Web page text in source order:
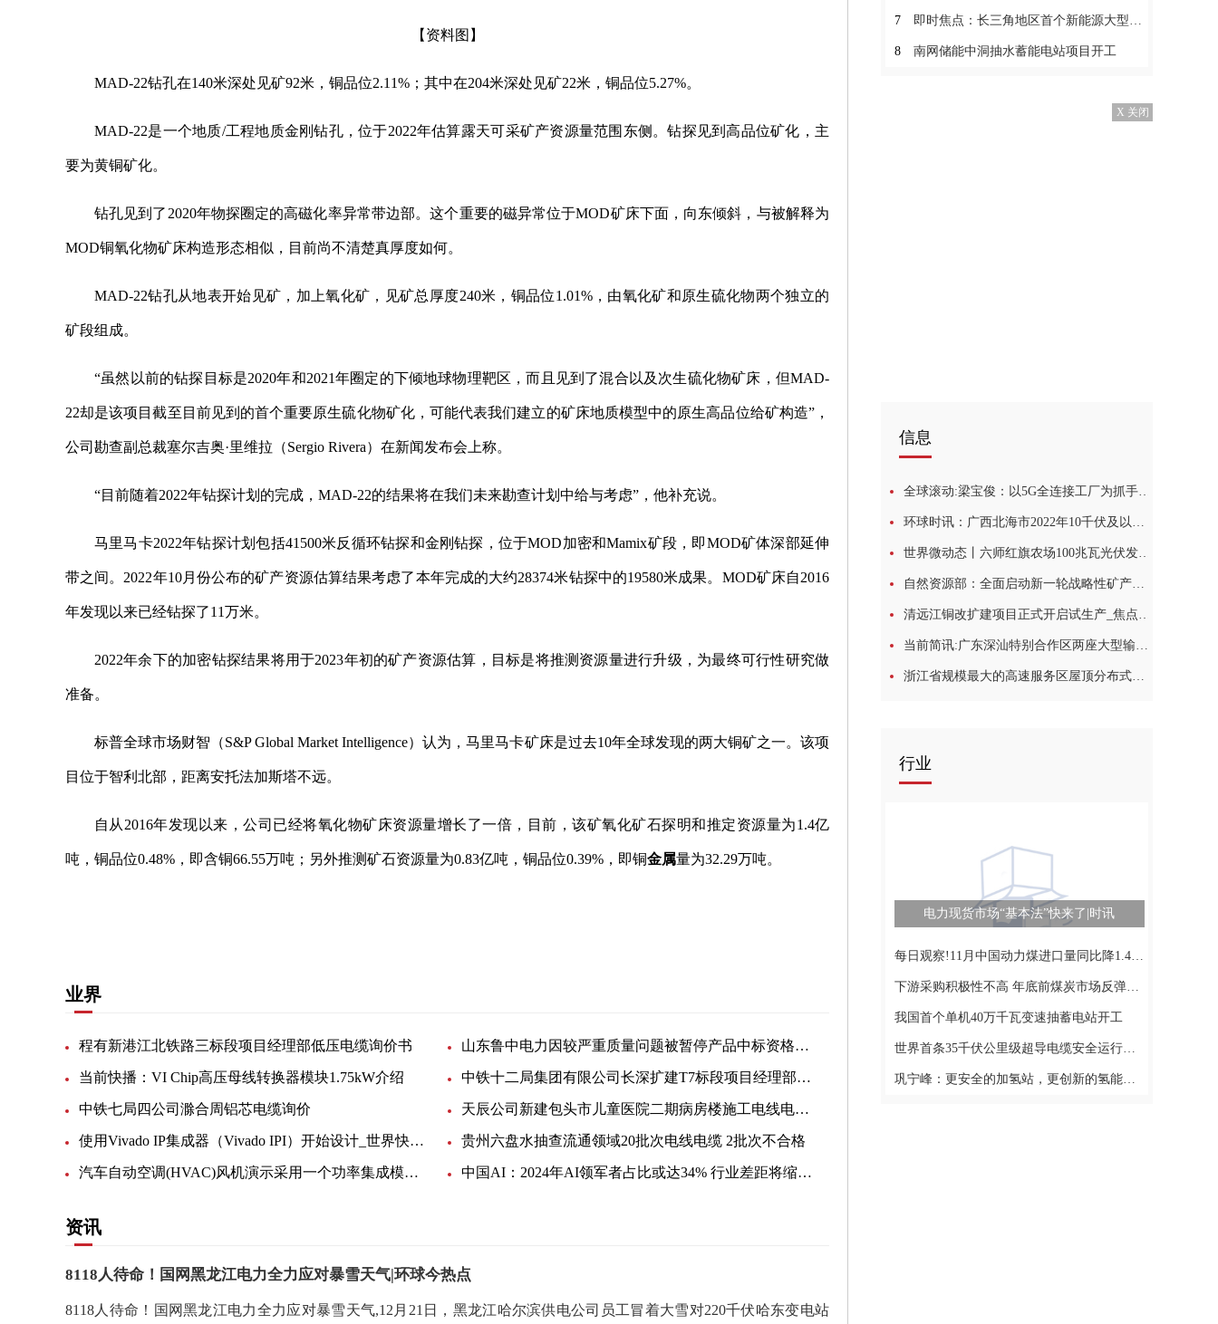
【资料图】
MAD-22钻孔在140米深处见矿92米，铜品位2.11%；其中在204米深处见矿22米，铜品位5.27%。
MAD-22是一个地质/工程地质金刚钻孔，位于2022年估算露天可采矿产资源量范围东侧。钻探见到高品位矿化，主
要为黄铜矿化。
钻孔见到了2020年物探圈定的高磁化率异常带边部。这个重要的磁异常位于MOD矿床下面，向东倾斜，与被解释为
MOD铜氧化物矿床构造形态相似，目前尚不清楚真厚度如何。
MAD-22钻孔从地表开始见矿，加上氧化矿，见矿总厚度240米，铜品位1.01%，由氧化矿和原生硫化物两个独立的
矿段组成。
“虽然以前的钻探目标是2020年和2021年圈定的下倾地球物理靶区，而且见到了混合以及次生硫化物矿床，但MAD-
22却是该项目截至目前见到的首个重要原生硫化物矿化，可能代表我们建立的矿床地质模型中的原生高品位给矿构造”，
公司勘查副总裁塞尔吉奥·里维拉（Sergio Rivera）在新闻发布会上称。
“目前随着2022年钻探计划的完成，MAD-22的结果将在我们未来勘查计划中给与考虑”，他补充说。
马里马卡2022年钻探计划包括41500米反循环钻探和金刚钻探，位于MOD加密和Mamix矿段，即MOD矿体深部延伸
带之间。2022年10月份公布的矿产资源估算结果考虑了本年完成的大约28374米钻探中的19580米成果。MOD矿床自2016
年发现以来已经钻探了11万米。
2022年余下的加密钻探结果将用于2023年初的矿产资源估算，目标是将推测资源量进行升级，为最终可行性研究做
准备。
标普全球市场财智（S&P Global Market Intelligence）认为，马里马卡矿床是过去10年全球发现的两大铜矿之一。该项
目位于智利北部，距离安托法加斯塔不远。
自从2016年发现以来，公司已经将氧化物矿床资源量增长了一倍，目前，该矿氧化矿石探明和推定资源量为1.4亿
吨，铜品位0.48%，即含铜66.55万吨；另外推测矿石资源量为0.83亿吨，铜品位0.39%，即铜金属量为32.29万吨。
业界
程有新港江北铁路三标段项目经理部低压电缆询价书 山东鲁中电力因较严重质量问题被暂停产品中标资格6个月 动态焦点
当前快播：VI Chip高压母线转换器模块1.75kW介绍 中铁十二局集团有限公司长深扩建T7标段项目经理部平南电缆电线询价单
中铁七局四公司滁合周铝芯电缆询价 天辰公司新建包头市儿童医院二期病房楼施工电线电缆招标(MB20221223001)
使用Vivado IP集成器（Vivado IPI）开始设计_世界快资讯 贵州六盘水抽查流通领域20批次电线电缆 2批次不合格
汽车自动空调(HVAC)风机演示采用一个功率集成模块(PIM)及一个三相无刷直流(BLDC)电机_天天热点 中国AI：2024年AI领军者占比或达34% 行业差距将缩小|环球视点
资讯
8118人待命！国网黑龙江电力全力应对暴雪天气|环球今热点
8118人待命！国网黑龙江电力全力应对暴雪天气,12月21日，黑龙江哈尔滨供电公司员工冒着大雪对220千伏哈东变电站
7 即时焦点：长三角地区首个新能源大型风光基地项目实现首批并网
8 南网储能中洞抽水蓄能电站项目开工
X 关闭
信息
全球滚动:梁宝俊：以5G全连接工厂为抓手，打造“5G+工业互联网”第一品牌
环球时讯：广西北海市2022年10千伏及以下配电网项目核准获批
世界微动态丨六师红旗农场100兆瓦光伏发电项目有序推进
自然资源部：全面启动新一轮战略性矿产国内找矿行动
清远江铜改扩建项目正式开启试生产_焦点信息
当前简讯:广东深汕特别合作区两座大型输变电站工程同日开建
浙江省规模最大的高速服务区屋顶分布式光伏项目成功并网_天天最资讯
行业
电力现货市场“基本法”快来了|时讯
每日观察!11月中国动力煤进口量同比降1.42%，其中褐煤同比增加25.05%
下游采购积极性不高 年底前煤炭市场反弹无望？
我国首个单机40万千瓦变速抽蓄电站开工
世界首条35千伏公里级超导电缆安全运行一周年_天天观天下
巩宁峰：更安全的加氢站，更创新的氢能装备，助力城市能源转型